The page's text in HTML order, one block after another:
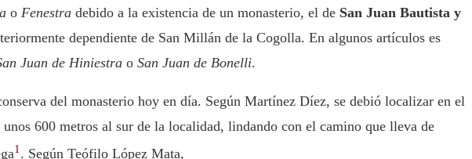
o Fenestra debido a la existencia de un monasterio, el de San Juan Bautista y
dependiente de San Millán de la Cogolla. En algunos artículos es
Juan de Hiniestra o San Juan de Bonelli.
del monasterio hoy en día. Según Martínez Díez, se debió localizar en el
600 metros al sur de la localidad, lindando con el camino que lleva de
1 . Según Teófilo López Mata,